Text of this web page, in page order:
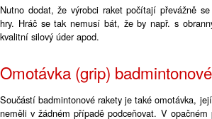
Nutno dodat, že výrobci raket počítají převážně se
hry. Hráč se tak nemusí bát, že by např. s
kvalitní silový úder apod.
Omotávka (grip)
Součástí badmintonové rakety je také omotávka,
neměli v žádném případě podceňovat. V